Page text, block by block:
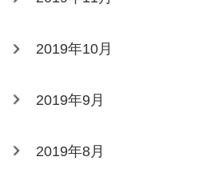
2019年10月
2019年9月
2019年8月